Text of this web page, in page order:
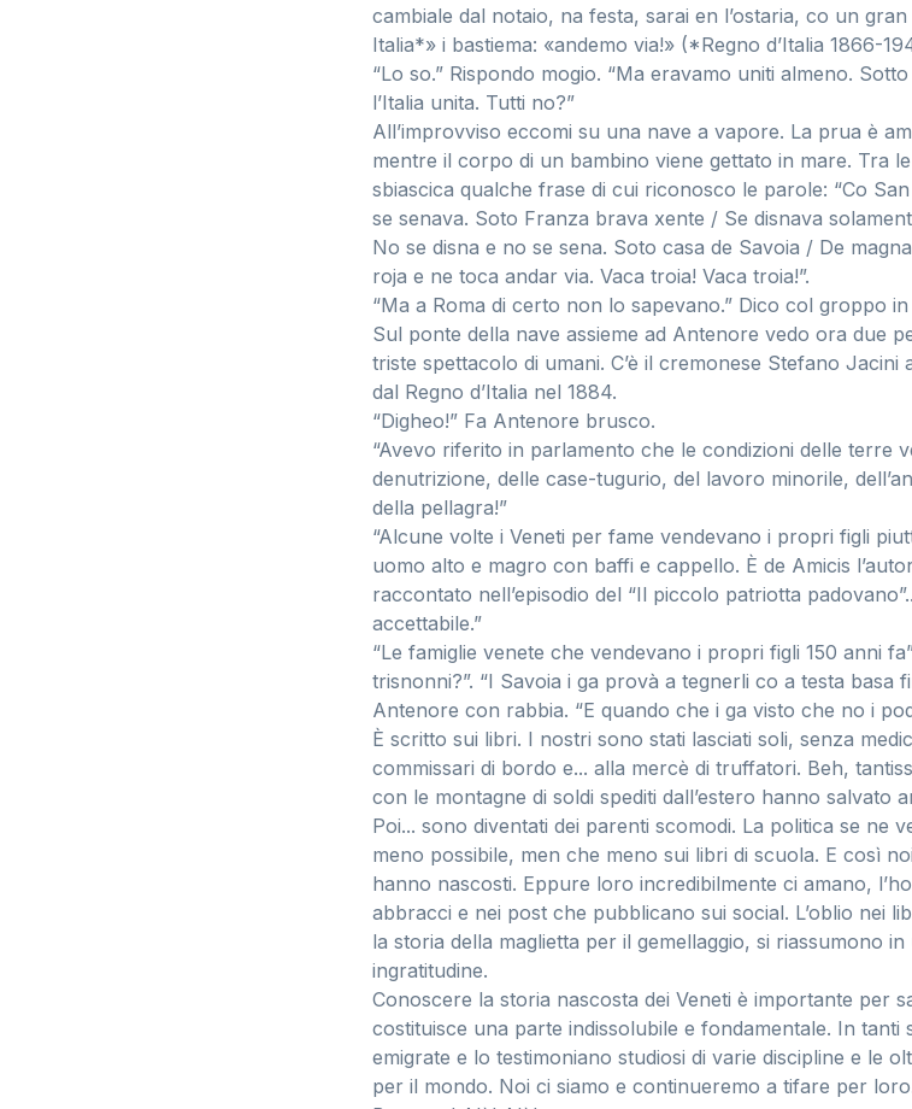
cambiale dal notaio, na festa, sarai en l’ostaria, co un
Italia*» i bastiema: «andemo via!» (*Regno d’Italia 1866-
“Lo so.” Rispondo mogio. “Ma eravamo uniti almeno.
l’Italia unita. Tutti no?”
All’improvviso eccomi su una nave a vapore. La prua è
mentre il corpo di un bambino viene gettato in mare. Tra
sbiascica qualche frase di cui riconosco le parole: “Co
se senava. Soto Franza brava xente / Se disnava
No se disna e no se sena. Soto casa de Savoia / De
roja e ne toca andar via. Vaca troia! Vaca troia!”.
“Ma a Roma di certo non lo sapevano.” Dico col groppo in
Sul ponte della nave assieme ad Antenore vedo ora due
triste spettacolo di umani. C’è il cremonese Stefano Jacini
dal Regno d’Italia nel 1884.
“Digheo!” Fa Antenore brusco.
“Avevo riferito in parlamento che le condizioni delle terre
denutrizione, delle case-tugurio, del lavoro minorile,
della pellagra!”
“Alcune volte i Veneti per fame vendevano i propri figli
uomo alto e magro con baffi e cappello. È de Amicis
raccontato nell’episodio del “Il piccolo patriotta
accettabile.”
“Le famiglie venete che vendevano i propri figli 150 anni
trisnonni?”. “I Savoia i ga provà a tegnerli co a testa basa
Antenore con rabbia. “E quando che i ga visto che no i
È scritto sui libri. I nostri sono stati lasciati soli, senza
commissari di bordo e... alla mercè di truffatori. Beh,
con le montagne di soldi spediti dall’estero hanno salvato
Poi... sono diventati dei parenti scomodi. La politica se ne
meno possibile, men che meno sui libri di scuola. E così
hanno nascosti. Eppure loro incredibilmente ci amano,
abbracci e nei post che pubblicano sui social. L’oblio nei
la storia della maglietta per il gemellaggio, si riassumono
ingratitudine.
Conoscere la storia nascosta dei Veneti è importante per
costituisce una parte indissolubile e fondamentale. In tanti
emigrate e lo testimoniano studiosi di varie discipline e le
per il mondo. Noi ci siamo e continueremo a tifare per